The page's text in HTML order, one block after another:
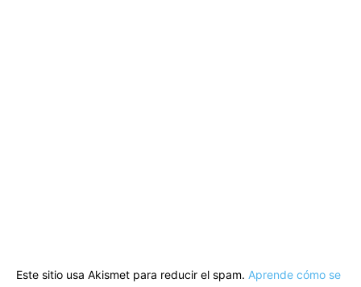
Este sitio usa Akismet para reducir el spam. Aprende cómo se